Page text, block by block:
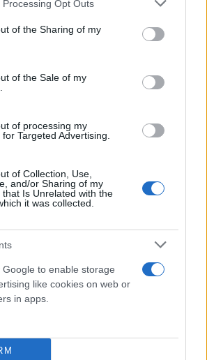
or usage behaviour. You may click to
to Google and its third-party tags to
specified purposes in below Google
Opt Outs
of the Sharing of my
of the Sale of my
of processing my
Targeted Advertising.
of Collection, Use,
and/or Sharing of my
that Is Unrelated with the
it was collected.
Google to enable storage
like cookies on web or
in apps.